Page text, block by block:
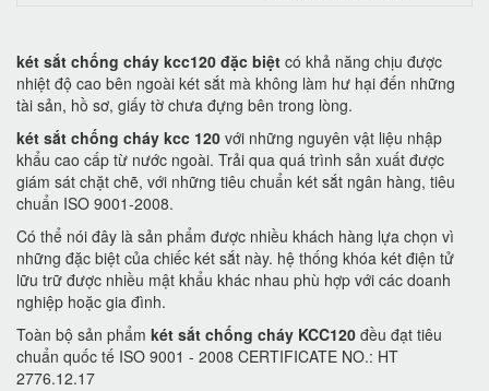
két sắt chống cháy kcc120 đặc biệt có khả năng chịu được
nhiệt độ cao bên ngoài két sắt mà không làm hư hại đến những
tài sản, hồ sơ, giấy tờ chưa đựng bên trong lòng.
két sắt chống cháy kcc 120 với những nguyên vật liệu nhập
khẩu cao cấp từ nước ngoài. Trải qua quá trình sản xuất được
giám sát chặt chẽ, với những tiêu chuẩn két sắt ngân hàng, tiêu
chuẩn ISO 9001-2008.
Có thể nói đây là sản phẩm được nhiều khách hàng lựa chọn vì
những đặc biệt của chiếc két sắt này. hệ thống khóa két điện tử
lữu trữ được nhiều mật khẩu khác nhau phù hợp với các doanh
nghiệp hoặc gia đình.
Toàn bộ sản phẩm két sắt chống cháy KCC120 đều đạt tiêu
chuẩn quốc tế ISO 9001 - 2008 CERTIFICATE NO.: HT
2776.12.17